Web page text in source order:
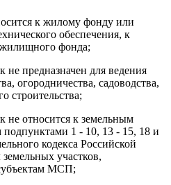
к жилому фонду или
обеспечения, к
фонда;
не предназначен для ведения
огородничества, садоводства,
строительства;
не относится к земельным
1 - 10, 13 - 15, 18 и
кодекса Российской
участков,
МСП;